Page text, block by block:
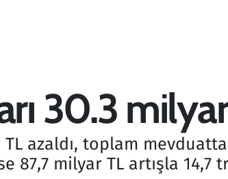
30.3
azaldı, toplam
milyar TL artışla 14,7